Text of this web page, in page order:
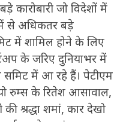
कारोबारी जो विदेशों में
से अधिकतर बड़े
में शामिल होने के लिए
के जरिए दुनियाभर में
समिट में आ रहे हैं। पेटीएम
रुम्स के रितेश आसावाल,
की श्रद्धा शमां, कार देखो